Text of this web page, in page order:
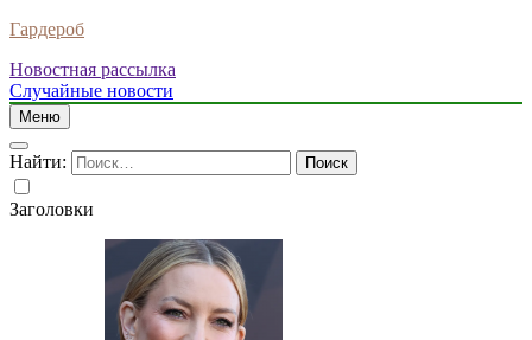
Гардероб
Новостная рассылка
Случайные новости
Меню
Найти:
Заголовки